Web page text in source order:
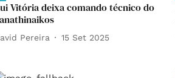
Vitória deixa comando técnico do
Pereira 15 Set 2025